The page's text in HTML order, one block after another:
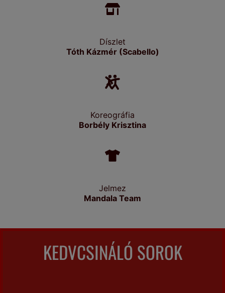
Díszlet
Tóth Kázmér (Scabello)
Koreográfia
Borbély Krisztina
Jelmez
Mandala Team
KEDVCSINÁLÓ SOROK